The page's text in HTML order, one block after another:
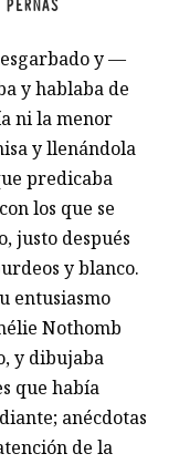
y —
y hablaba de
ni la menor
y llenándola
predicaba
los que se
justo después
y blanco.
entusiasmo
Nothomb
y dibujaba
que había
anécdotas
de la